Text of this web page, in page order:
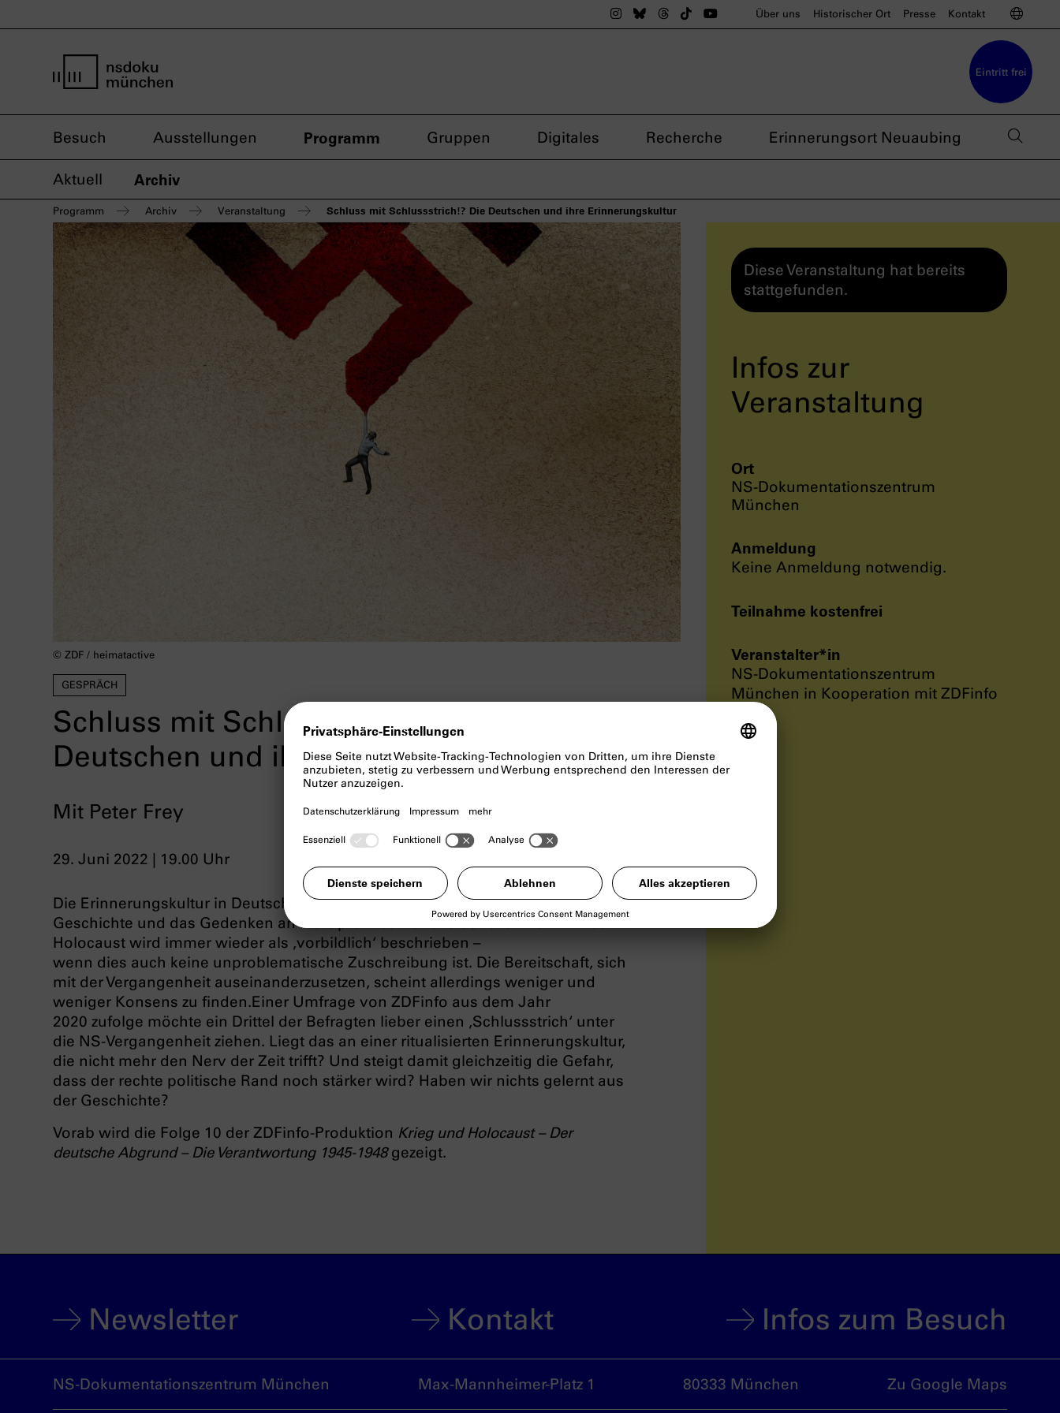
Das nsdoku München auf Instagram
Das nsdoku München auf BlueSky
Das nsdoku München auf Threads
Das nsdoku München auf TikTok
Das nsdoku München auf YouTube
Über uns Historischer Ort Presse Kontakt
Eintritt frei
Besuch Ausstellungen Programm Gruppen Digitales Recherche Erinnerungsort Neuaubing
Aktuell Archiv
Programm Archiv Veranstaltung Schluss mit Schlussstrich!? Die Deutschen und ihre Erinnerungskultur
GESPRÄCH
Schluss mit Schlussstrich!? Die
Deutschen und ihre Erinnerungskultur
Mit Peter Frey
29. Juni 2022 | 19.00 Uhr
© ZDF / heimatactive
Die Erinnerungskultur in Deutschland, die Auseinandersetzung mit der NS-
Geschichte und das Gedenken an die Opfer des Nationalsozialismus und des
Holocaust wird immer wieder als ‚vorbildlich‘ beschrieben –
wenn dies auch keine unproblematische Zuschreibung ist. Die Bereitschaft, sich
mit der Vergangenheit auseinanderzusetzen, scheint allerdings weniger und
weniger Konsens zu finden.Einer Umfrage von ZDFinfo aus dem Jahr
2020 zufolge möchte ein Drittel der Befragten lieber einen ‚Schlussstrich‘ unter
die NS-Vergangenheit ziehen. Liegt das an einer ritualisierten Erinnerungskultur,
die nicht mehr den Nerv der Zeit trifft? Und steigt damit gleichzeitig die Gefahr,
dass der rechte politische Rand noch stärker wird? Haben wir nichts gelernt aus
der Geschichte?
Vorab wird die Folge 10 der ZDFinfo-Produktion Krieg und Holocaust – Der
deutsche Abgrund – Die Verantwortung 1945-1948gezeigt.
Diese Veranstaltung hat bereits
stattgefunden.
Infos zur
Veranstaltung
Ort
NS-Dokumentationszentrum
München
Anmeldung
Keine Anmeldung notwendig.
Teilnahme kostenfrei
Veranstalter*in
NS-Dokumentationszentrum
München in Kooperation mit ZDFinfo
Newsletter Kontakt Infos zum Besuch
NS-Dokumentationszentrum München Max-Mannheimer-Platz 1 80333 München Zu Google Maps